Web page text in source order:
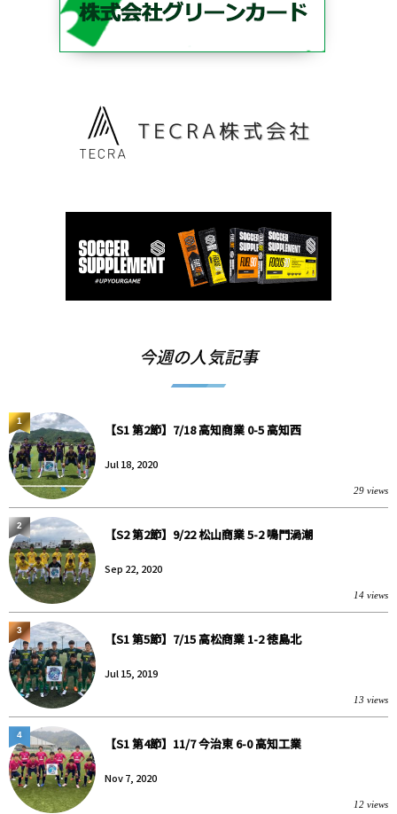
今週の人気記事
【S1 第2節】7/18 高知商業 0-5 高知西
Jul 18, 2020
29 views
1
【S2 第2節】9/22 松山商業 5-2 鳴門渦潮
Sep 22, 2020
14 views
2
【S1 第5節】7/15 高松商業 1-2 徳島北
Jul 15, 2019
13 views
3
【S1 第4節】11/7 今治東 6-0 高知工業
Nov 7, 2020
12 views
4